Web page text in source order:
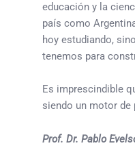
educación y la
país como
hoy estudiando,
tenemos para
Es imprescindible
siendo un motor de
Prof. Dr. Pablo